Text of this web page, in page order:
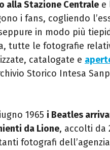
alla Stazione Centrale e
i fans, cogliendo
in modo più
tutte le fotografie
catalogate e
Storico Intesa
1965 i Beatles
da Lione, accolti da
fotografi